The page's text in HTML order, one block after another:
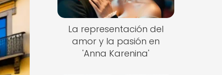
La representación del
amor y la pasión en
'Anna Karenina'